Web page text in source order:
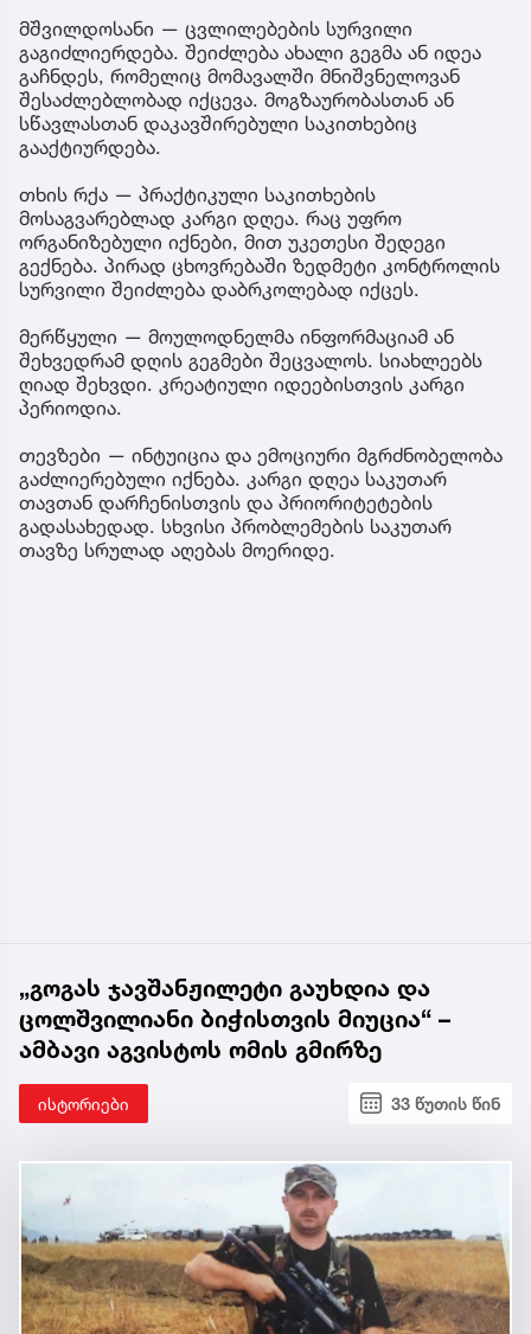
მშვილდოსანი — ცვლილებების სურვილი
გაგიძლიერდება. შეიძლება ახალი გეგმა ან იდეა
გაჩნდეს, რომელიც მომავალში მნიშვნელოვან
შესაძლებლობად იქცევა. მოგზაურობასთან ან
სწავლასთან დაკავშირებული საკითხებიც
გააქტიურდება.
თხის რქა — პრაქტიკული საკითხების
მოსაგვარებლად კარგი დღეა. რაც უფრო
ორგანიზებული იქნები, მით უკეთესი შედეგი
გექნება. პირად ცხოვრებაში ზედმეტი კონტროლის
სურვილი შეიძლება დაბრკოლებად იქცეს.
მერწყული — მოულოდნელმა ინფორმაციამ ან
შეხვედრამ დღის გეგმები შეცვალოს. სიახლეებს
ღიად შეხვდი. კრეატიული იდეებისთვის კარგი
პერიოდია.
თევზები — ინტუიცია და ემოციური მგრძნობელობა
გაძლიერებული იქნება. კარგი დღეა საკუთარ
თავთან დარჩენისთვის და პრიორიტეტების
გადასახედად. სხვისი პრობლემების საკუთარ
თავზე სრულად აღებას მოერიდე.
„გოგას ჯავშანჟილეტი გაუხდია და
ცოლშვილიანი ბიჭისთვის მიუცია“ –
ამბავი აგვისტოს ომის გმირზე
ისტორიები 33 წუთის წინ